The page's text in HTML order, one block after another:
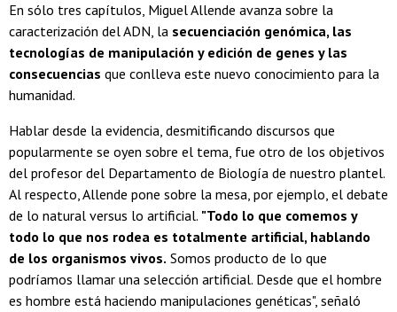
En sólo tres capítulos, Miguel Allende avanza sobre la
caracterización del ADN, la secuenciación genómica, las
tecnologías de manipulación y edición de genes y las
consecuencias que conlleva este nuevo conocimiento para la
humanidad.
Hablar desde la evidencia, desmitificando discursos que
popularmente se oyen sobre el tema, fue otro de los objetivos
del profesor del Departamento de Biología de nuestro plantel.
Al respecto, Allende pone sobre la mesa, por ejemplo, el debate
de lo natural versus lo artificial. "Todo lo que comemos y
todo lo que nos rodea es totalmente artificial, hablando
de los organismos vivos. Somos producto de lo que
podríamos llamar una selección artificial. Desde que el hombre
es hombre está haciendo manipulaciones genéticas", señaló